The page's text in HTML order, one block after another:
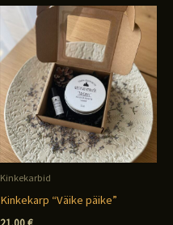
Kinkekarbid
Kinkekarp “Väike päike”